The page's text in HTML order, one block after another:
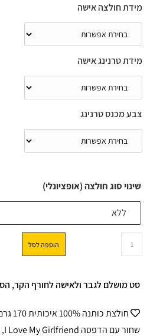
מידת חולצה אישה
מידת טרנינג אישה
צבע מכנס טרנינג
שינוי סוג חולצה (אופציונלי)
הוספה לסל
סט מושלם לגבר ולאישה לחורף הקר,
חולצת
שחור עם הדפסה I Love My Girlfriend, בנוסף